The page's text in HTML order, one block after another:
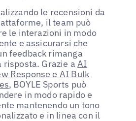
le recensioni da
il team può
le interazioni in modo
e assicurarsi che
feedback rimanga
risposta. Grazie aAI
Response e AI Bulk
, BOYLE Sports può
in modo rapido e
mantenendo un tono
e in linea con il